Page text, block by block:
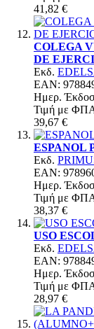
41,82 €
COLEGA
DE
Εκδ.
EAN:
Ημερ.
Τιμή με
39,67 €
ESPANOL
Εκδ.
EAN:
Ημερ.
Τιμή με
38,37 €
USO
Εκδ.
EAN:
Ημερ.
Τιμή με
28,97 €